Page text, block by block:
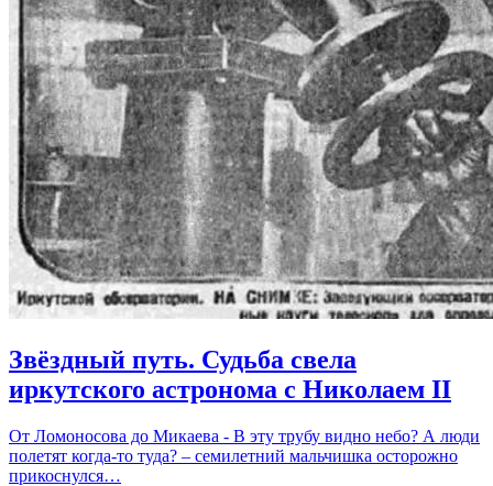
Звёздный путь. Судьба свела
иркутского астронома с Николаем II
От Ломоносова до Микаева - В эту трубу видно небо? А люди
полетят когда-то туда? – семилетний мальчишка осторожно
прикоснулся…